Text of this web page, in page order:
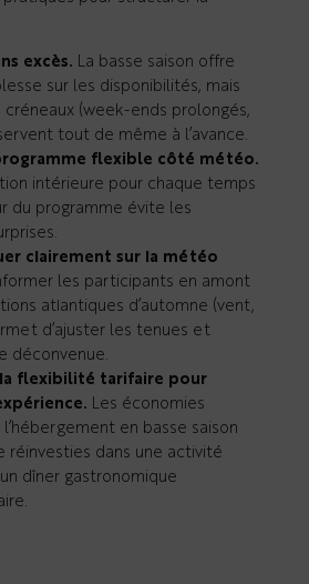
excès. La basse saison offre
sur les disponibilités, mais
créneaux (week-ends prolongés,
tout de même à l’avance.
flexible côté météo.
intérieure pour chaque temps
du programme évite les
clairement sur la météo
les participants en amont
atlantiques d’automne (vent,
d’ajuster les tenues et
déconvenue.
flexibilité tarifaire pour
Les économies
en basse saison
réinvesties dans une activité
dîner gastronomique